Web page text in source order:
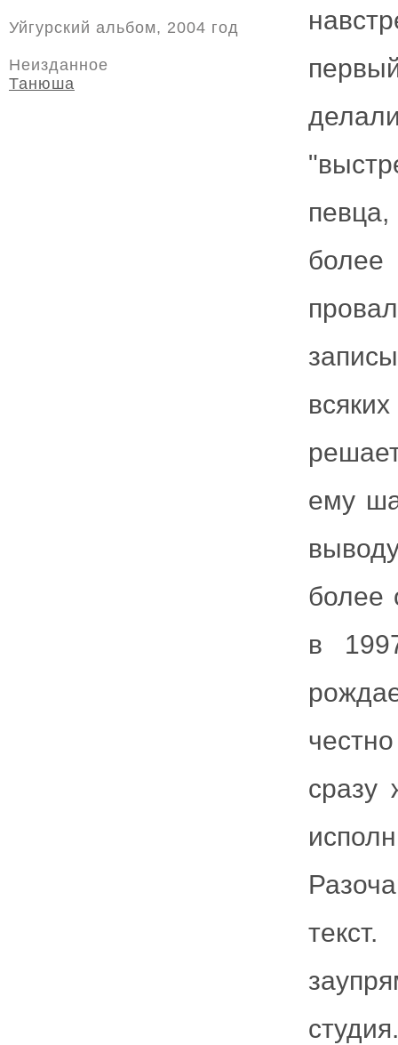
ему
более
в
сразу
Уйгурский альбом, 2004 год
Неизданное
Танюша